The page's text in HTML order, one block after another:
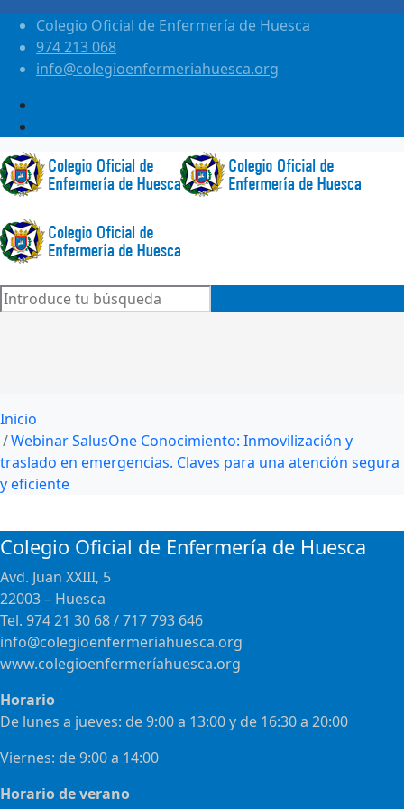
Colegio Oficial de Enfermería de Huesca
974 213 068
info@colegioenfermeriahuesca.org
Inicio
Webinar SalusOne Conocimiento: Inmovilización y
traslado en emergencias. Claves para una atención segura
y eficiente
Colegio Oficial de Enfermería de Huesca
Avd. Juan XXIII, 5
22003 – Huesca
Tel. 974 21 30 68 / 717 793 646
info@colegioenfermeriahuesca.org
www.colegioenfermeríahuesca.org
Horario
De lunes a jueves: de 9:00 a 13:00 y de 16:30 a 20:00
Viernes: de 9:00 a 14:00
Horario de verano